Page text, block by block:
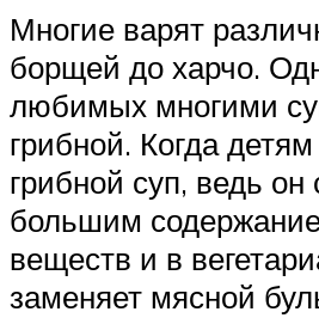
Многие варят
борщей до харчо.
любимых многими
грибной. Когда
грибной суп, ведь он
большим
веществ и в
заменяет мясной